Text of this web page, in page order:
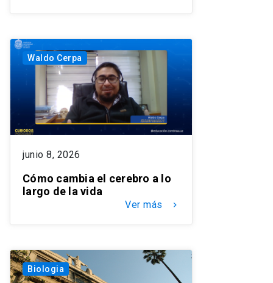
Waldo Cerpa
junio 8, 2026
Cómo cambia el cerebro a lo
largo de la vida
Ver más keyboard_arrow_right
Biologia